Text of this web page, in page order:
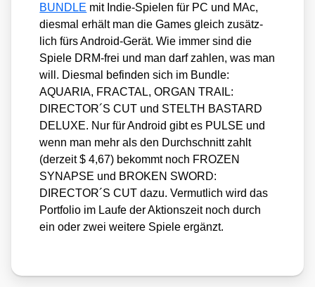
BUNDLE mit Indie-Spie­len für PC und MAc,
dies­mal erhält man die Games gleich zusätz­
lich fürs Android-Gerät. Wie immer sind die
Spie­le DRM-frei und man darf zah­len, was man
will. Dies­mal befin­den sich im Bund­le:
AQUARIA, FRACTAL, ORGAN TRAIL:
DIRECTOR´S CUT und STELTH BASTARD
DELUXE. Nur für Android gibt es PULSE und
wenn man mehr als den Durch­schnitt zahlt
(der­zeit $ 4,67) bekommt noch FROZEN
SYNAPSE und BROKEN SWORD:
DIRECTOR´S CUT dazu. Ver­mut­lich wird das
Port­fo­lio im Lau­fe der Akti­ons­zeit noch durch
ein oder zwei wei­te­re Spie­le ergänzt.